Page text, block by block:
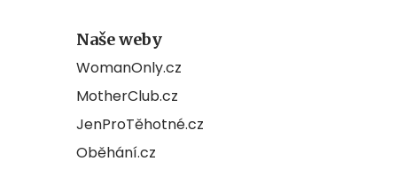
Naše weby
WomanOnly.cz
MotherClub.cz
JenProTěhotné.cz
Oběhání.cz